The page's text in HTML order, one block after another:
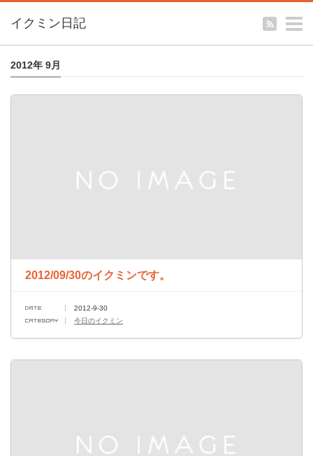
イクミン日記
2012年 9月
2012/09/30のイクミンです。
2012-9-30
今日のイクミン